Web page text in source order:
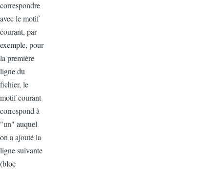
correspondre
avec le motif
courant, par
exemple, pour
la première
ligne du
fichier, le
motif courant
correspond à
"un" auquel
on a ajouté la
ligne suivante
(bloc